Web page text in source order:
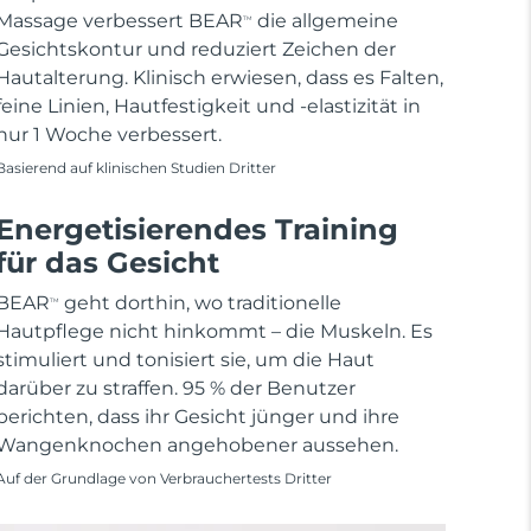
verbessert BEARTM
die allgemeine
und reduziert Zeichen der
Klinisch erwiesen, dass es Falten,
Linien, Hautfestigkeit und -elastizität in
1 Woche verbessert.
auf klinischen Studien Dritter
Training
das Gesicht
TM
geht dorthin, wo traditionelle
nicht hinkommt – die Muskeln. Es
und tonisiert sie, um die Haut
zu straffen. 95 % der Benutzer
dass ihr Gesicht jünger und ihre
angehobener aussehen.
der Grundlage von Verbrauchertests Dritter